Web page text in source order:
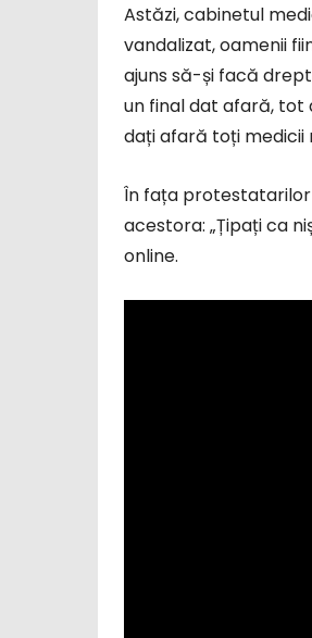
Astăzi, cabinetul
vandalizat, oamenii
ajuns să-și facă
un final dat afară, tot
dați afară toți medicii
În fața
acestora: „Țipați ca
online.